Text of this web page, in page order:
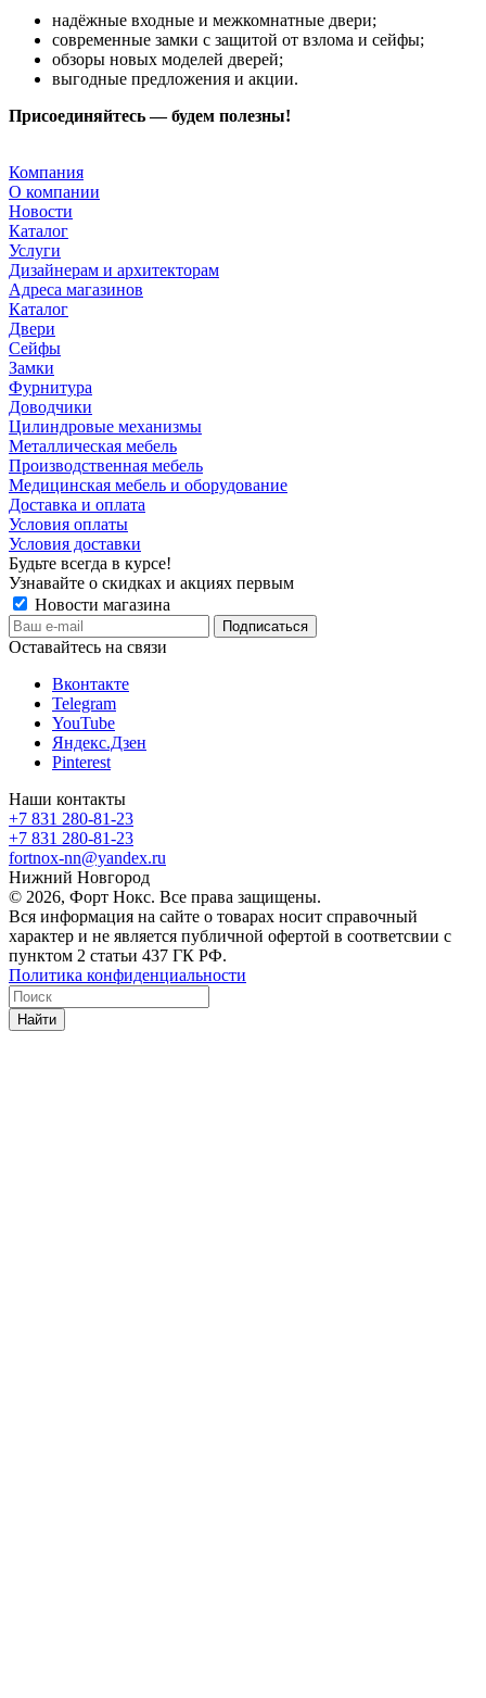
надёжные входные и межкомнатные двери;
современные замки с защитой от взлома и сейфы;
обзоры новых моделей дверей;
выгодные предложения и акции.
Присоединяйтесь — будем полезны!
Компания
О компании
Новости
Каталог
Услуги
Дизайнерам и архитекторам
Адреса магазинов
Каталог
Двери
Сейфы
Замки
Фурнитура
Доводчики
Цилиндровые механизмы
Металлическая мебель
Производственная мебель
Медицинская мебель и оборудование
Доставка и оплата
Условия оплаты
Условия доставки
Будьте всегда в курсе!
Узнавайте о скидках и акциях первым
Новости магазина
Оставайтесь на связи
Вконтакте
Telegram
YouTube
Яндекс.Дзен
Pinterest
Наши контакты
+7 831 280-81-23
+7 831 280-81-23
fortnox-nn@yandex.ru
Нижний Новгород
© 2026, Форт Нокс. Все права защищены.
Вся информация на сайте о товарах носит справочный
характер и не является публичной офертой в соответсвии с
пунктом 2 статьи 437 ГК РФ.
Политика конфиденциальности
Найти